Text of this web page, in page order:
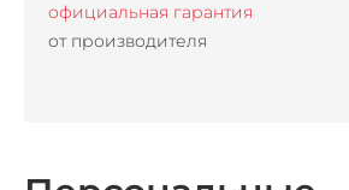
официальная гарантия
от производителя